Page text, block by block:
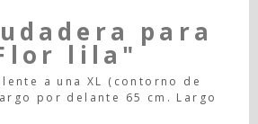
para
lila"
a una XL (contorno de
por delante 65 cm. Largo